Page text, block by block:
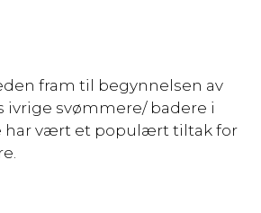
fram til begynnelsen av
ivrige svømmere/ badere i
har vært et populært tiltak for